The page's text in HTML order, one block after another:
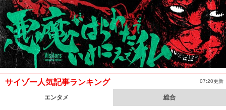
サイゾー人気記事ランキング 07:20更新
エンタメ 総合